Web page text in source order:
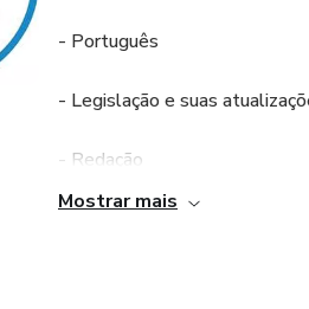
- Português
- Legislação e suas
- Redação
Mostrar mais